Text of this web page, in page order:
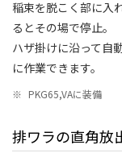
稲束を脱こく部に入
るとその場で停止。
ハザ掛けに沿って自
に作業できます。
※ PKG65,VAに装備
排ワラの直角放